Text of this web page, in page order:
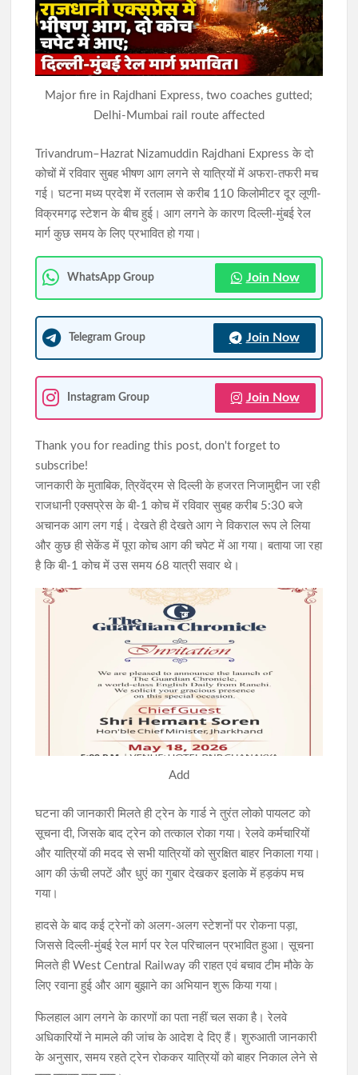
राहे हत्याकांड का खुलासा: मुख्य आरोपी समेत तीन गिरफ्तार, हत्या में प्रयुक्त
फरसा बरामद
सिमडेगा में डीएलएमसी बैठक: न्यायिक व्यवस्था को अधिक प्रभावी बनाने पर
जोर, 50 से अधिक एजेंडों की समीक्षा
Major fire in Rajdhani Express, two coaches gutted;
Delhi-Mumbai rail route affected
Trivandrum–Hazrat Nizamuddin Rajdhani Express के दो
कोचों में रविवार सुबह भीषण आग लगने से यात्रियों में अफरा-तफरी मच
गई। घटना मध्य प्रदेश में रतलाम से करीब 110 किलोमीटर दूर लूणी-
विक्रमगढ़ स्टेशन के बीच हुई। आग लगने के कारण दिल्ली-मुंबई रेल
मार्ग कुछ समय के लिए प्रभावित हो गया।
WhatsApp Group Join Now
Telegram Group Join Now
Instagram Group Join Now
Thank you for reading this post, don't forget to
subscribe!
जानकारी के मुताबिक, त्रिवेंद्रम से दिल्ली के हजरत निजामुद्दीन जा रही
राजधानी एक्सप्रेस के बी-1 कोच में रविवार सुबह करीब 5:30 बजे
अचानक आग लग गई। देखते ही देखते आग ने विकराल रूप ले लिया
और कुछ ही सेकेंड में पूरा कोच आग की चपेट में आ गया। बताया जा रहा
है कि बी-1 कोच में उस समय 68 यात्री सवार थे।
Add
घटना की जानकारी मिलते ही ट्रेन के गार्ड ने तुरंत लोको पायलट को
सूचना दी, जिसके बाद ट्रेन को तत्काल रोका गया। रेलवे कर्मचारियों
और यात्रियों की मदद से सभी यात्रियों को सुरक्षित बाहर निकाला गया।
आग की ऊंची लपटें और धुएं का गुबार देखकर इलाके में हड़कंप मच
गया।
हादसे के बाद कई ट्रेनों को अलग-अलग स्टेशनों पर रोकना पड़ा,
जिससे दिल्ली-मुंबई रेल मार्ग पर रेल परिचालन प्रभावित हुआ। सूचना
मिलते ही West Central Railway की राहत एवं बचाव टीम मौके के
लिए रवाना हुई और आग बुझाने का अभियान शुरू किया गया।
फिलहाल आग लगने के कारणों का पता नहीं चल सका है। रेलवे
अधिकारियों ने मामले की जांच के आदेश दे दिए हैं। शुरुआती जानकारी
के अनुसार, समय रहते ट्रेन रोककर यात्रियों को बाहर निकाल लेने से